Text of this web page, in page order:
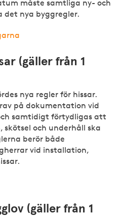
måste samtliga ny- och
det nya byggregler.
nya regler för hissar.
på dokumentation vid
samtidigt förtydligas att
och underhåll ska
berör både
vid installation,